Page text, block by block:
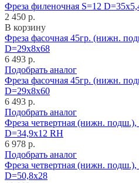
Фреза филеночная S=12
2 450 р.
В корзину
Фреза фасочная 45гр. (нижн.
D=29x8x68
6 493 р.
Подобрать аналог
Фреза фасочная 45гр. (нижн.
D=29x8x60
6 493 р.
Подобрать аналог
Фреза четвертная (нижн.
D=34,9x12 RH
6 978 р.
Подобрать аналог
Фреза четвертная (нижн.
D=50,8x28